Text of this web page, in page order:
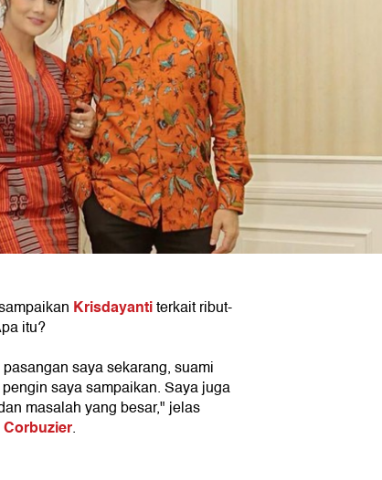
Krisdayantiterkait ribut-
itu?
saya sekarang, suami
saya sampaikan. Saya juga
masalah yang besar," jelas
.